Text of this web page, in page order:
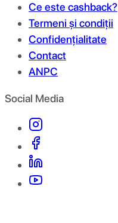
Ce este cashback?
Termeni și condiții
Confidențialitate
Contact
ANPC
Social Media